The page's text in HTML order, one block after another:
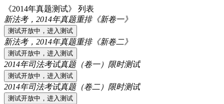
《2014年真题测试》 列表
新法考，2014年真题重排《新卷一》
新法考，2014年真题重排《新卷二》
2014年司法考试真题（卷一）限时测试
2014年司法考试真题（卷二）限时测试